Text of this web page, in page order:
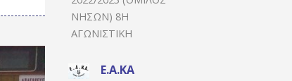
ΝΉΣΩΝ) 8Η
ΑΓΩΝΙΣΤΙΚΉ
Ε.Α.ΚΑ